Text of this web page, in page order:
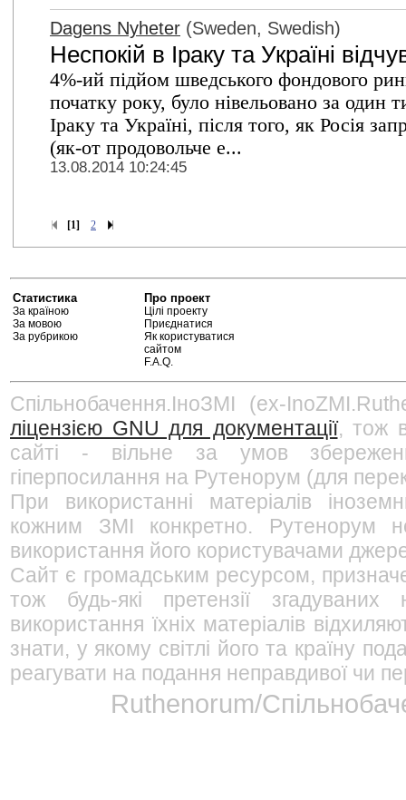
Dagens Nyheter (Sweden, Swedish)
Неспокій в Іраку та Україні
4%-ий підйом шведського фондового
початку року, було нівельовано за один
Іраку та Україні, після того, як Росія
(як-от продовольче е...
13.08.2014 10:24:45
[1] 2
Статистика
За країною
За мовою
За рубрикою
Про проект
Цілі проекту
Приєднатися
Як користуватися
сайтом
F.A.Q.
Спільнобачення.ІноЗМІ (ex-
ліцензією GNU для документації, тож
сайті - вільне за умов
гіперпосилання на Рутенорум (для
При використанні матеріалів
кожним ЗМІ конкретно. Рутенорум
використання його користувачами
Сайт є громадським ресурсом,
тож будь-які претензії
використання їхніх матеріалів
знати, у якому світлі його та країну
реагувати на подання неправдивої чи
Ruthenorum/